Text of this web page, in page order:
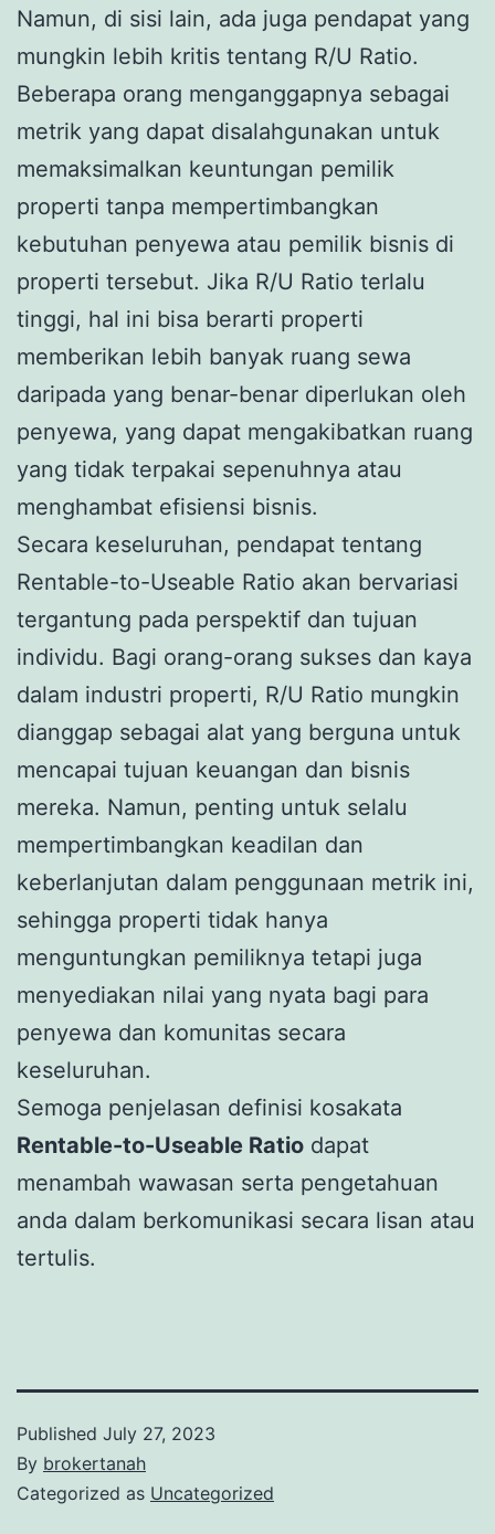
Namun, di sisi lain, ada juga pendapat yang
mungkin lebih kritis tentang R/U Ratio.
Beberapa orang menganggapnya sebagai
metrik yang dapat disalahgunakan untuk
memaksimalkan keuntungan pemilik
properti tanpa mempertimbangkan
kebutuhan penyewa atau pemilik bisnis di
properti tersebut. Jika R/U Ratio terlalu
tinggi, hal ini bisa berarti properti
memberikan lebih banyak ruang sewa
daripada yang benar-benar diperlukan oleh
penyewa, yang dapat mengakibatkan ruang
yang tidak terpakai sepenuhnya atau
menghambat efisiensi bisnis.
Secara keseluruhan, pendapat tentang
Rentable-to-Useable Ratio akan bervariasi
tergantung pada perspektif dan tujuan
individu. Bagi orang-orang sukses dan kaya
dalam industri properti, R/U Ratio mungkin
dianggap sebagai alat yang berguna untuk
mencapai tujuan keuangan dan bisnis
mereka. Namun, penting untuk selalu
mempertimbangkan keadilan dan
keberlanjutan dalam penggunaan metrik ini,
sehingga properti tidak hanya
menguntungkan pemiliknya tetapi juga
menyediakan nilai yang nyata bagi para
penyewa dan komunitas secara
keseluruhan.
Semoga penjelasan definisi kosakata
Rentable-to-Useable Ratio dapat
menambah wawasan serta pengetahuan
anda dalam berkomunikasi secara lisan atau
tertulis.
Published July 27, 2023
By brokertanah
Categorized as Uncategorized